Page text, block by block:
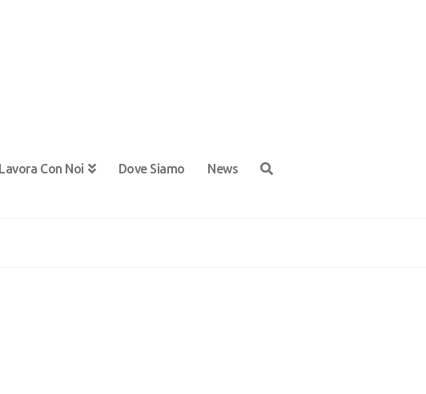
Lavora Con Noi Dove Siamo News